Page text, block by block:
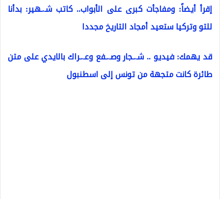
إقرأ أيضاً: ومفاجأت كبرى على الأبواب.. كاتب شـ.ـهير: بدأنا
للتو وتركيا ستعيد أمجاد التاريخ مجددا
قد يهمك: فيديو .. شـ.ـجار وصـ.ـفع وعـ.ـراك بالايدي على متن
طائرة كانت متجهة من تونس إلى اسطنبول